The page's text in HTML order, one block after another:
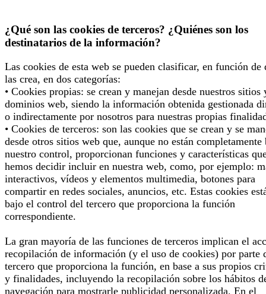
¿Qué son las cookies de terceros? ¿Quiénes son los
destinatarios de la información?
Las cookies de esta web se pueden clasificar, en función de
las crea, en dos categorías:
• Cookies propias: se crean y manejan desde nuestros sitios
dominios web, siendo la información obtenida gestionada
o indirectamente por nosotros para nuestras propias
• Cookies de terceros: son las cookies que se crean y se
desde otros sitios web que, aunque no están completamente
nuestro control, proporcionan funciones y características
hemos decidir incluir en nuestra web, como, por ejemplo:
interactivos, vídeos y elementos multimedia, botones para
compartir en redes sociales, anuncios, etc. Estas cookies
bajo el control del tercero que proporciona la función
correspondiente.
La gran mayoría de las funciones de terceros implican el
recopilación de información (y el uso de cookies) por parte
tercero que proporciona la función, en base a sus propios
y finalidades, incluyendo la recopilación sobre los hábitos
navegación para mostrarle publicidad personalizada. En el